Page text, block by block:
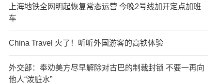
上海地铁全网明起恢复常态运营 今晚2号线加开定点加班
车
China Travel 火了！听听外国游客的高铁体验
外交部：奉劝美方尽早解除对古巴的制裁封锁 不要一再向
他人“泼脏水”